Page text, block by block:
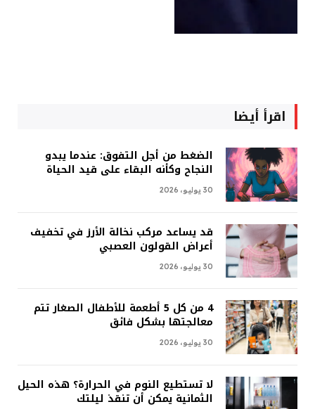
اقرأ أيضا
الضغط من أجل التفوق: عندما يبدو
النجاح وكأنه البقاء على قيد الحياة
30 يوليو، 2026
قد يساعد مركب نخالة الأرز في تخفيف
أعراض القولون العصبي
30 يوليو، 2026
4 من كل 5 أطعمة للأطفال الصغار تتم
معالجتها بشكل فائق
30 يوليو، 2026
لا تستطيع النوم في الحرارة؟ هذه الحيل
الثمانية يمكن أن تنقذ ليلتك